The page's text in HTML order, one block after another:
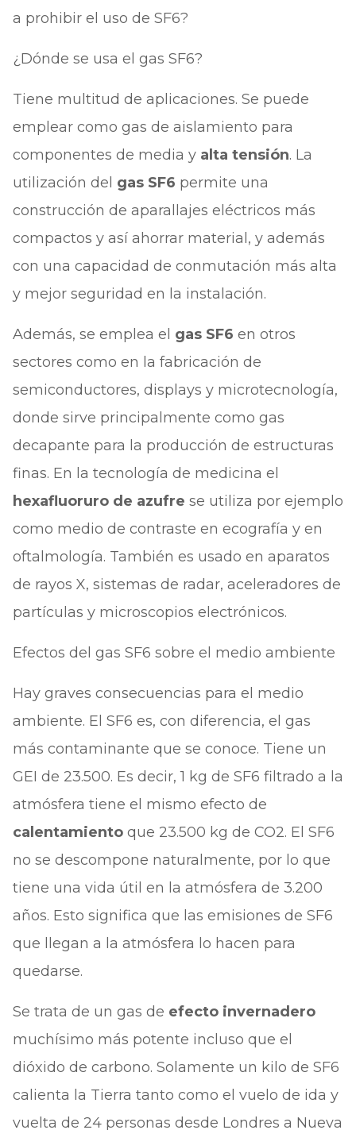
a prohibir el uso de SF6?
¿Dónde se usa el gas SF6?
Tiene multitud de aplicaciones. Se puede
emplear como gas de aislamiento para
componentes de media y alta tensión. La
utilización del gas SF6 permite una
construcción de aparallajes eléctricos más
compactos y así ahorrar material, y además
con una capacidad de conmutación más alta
y mejor seguridad en la instalación.
Además, se emplea el gas SF6 en otros
sectores como en la fabricación de
semiconductores, displays y microtecnología,
donde sirve principalmente como gas
decapante para la producción de estructuras
finas. En la tecnología de medicina el
hexafluoruro de azufre se utiliza por ejemplo
como medio de contraste en ecografía y en
oftalmología. También es usado en aparatos
de rayos X, sistemas de radar, aceleradores de
partículas y microscopios electrónicos.
Efectos del gas SF6 sobre el medio ambiente
Hay graves consecuencias para el medio
ambiente. El SF6 es, con diferencia, el gas
más contaminante que se conoce. Tiene un
GEI de 23.500. Es decir, 1 kg de SF6 filtrado a la
atmósfera tiene el mismo efecto de
calentamientoque 23.500 kg de CO2. El SF6
no se descompone naturalmente, por lo que
tiene una vida útil en la atmósfera de 3.200
años. Esto significa que las emisiones de SF6
que llegan a la atmósfera lo hacen para
quedarse.
Se trata de un gas de efecto invernadero
muchísimo más potente incluso que el
dióxido de carbono. Solamente un kilo de SF6
calienta la Tierra tanto como el vuelo de ida y
vuelta de 24 personas desde Londres a Nueva